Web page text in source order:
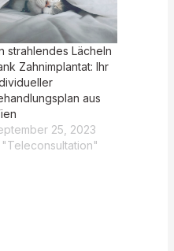
strahlendes Lächeln
Zahnimplantat: Ihr
aus
25, 2023
"Teleconsultation"